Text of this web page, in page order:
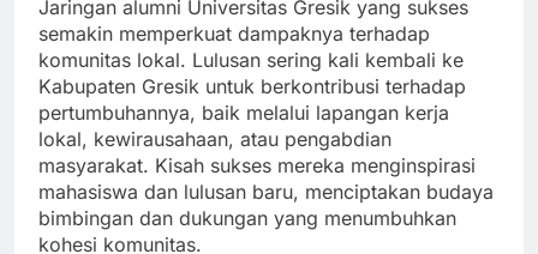
Jaringan alumni Universitas Gresik yang sukses
semakin memperkuat dampaknya terhadap
komunitas lokal. Lulusan sering kali kembali ke
Kabupaten Gresik untuk berkontribusi terhadap
pertumbuhannya, baik melalui lapangan kerja
lokal, kewirausahaan, atau pengabdian
masyarakat. Kisah sukses mereka menginspirasi
mahasiswa dan lulusan baru, menciptakan budaya
bimbingan dan dukungan yang menumbuhkan